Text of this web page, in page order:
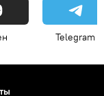
Telegram